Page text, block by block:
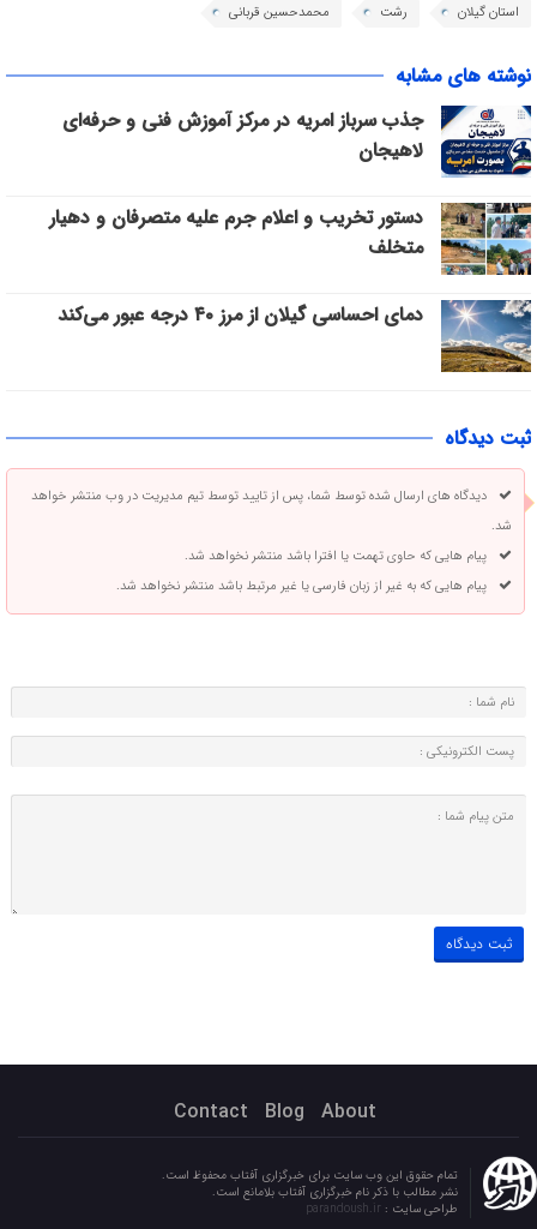
استان گیلان رشت محمدحسین قربانی
نوشته های مشابه
جذب سرباز امریه در مرکز آموزش فنی و حرفه‌ای
لاهیجان
دستور تخریب و اعلام جرم علیه متصرفان و دهیار
متخلف
دمای احساسی گیلان از مرز ۴۰ درجه عبور می‌کند
ثبت دیدگاه
دیدگاه های ارسال شده توسط شما، پس از تایید توسط تیم مدیریت در وب منتشر خواهد
شد.
پیام هایی که حاوی تهمت یا افترا باشد منتشر نخواهد شد.
پیام هایی که به غیر از زبان فارسی یا غیر مرتبط باشد منتشر نخواهد شد.
About
Blog
Contact
تمام حقوق این وب سایت برای خبرگزاری آفتاب محفوظ است.
نشر مطالب با ذکر نام خبرگزاری آفتاب بلامانع است.
طراحی سایت :